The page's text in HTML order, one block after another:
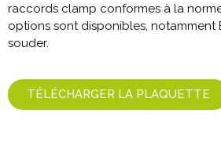
raccords clamp conformes à la norme
options sont disponibles, notamment
souder.
TÉLÉCHARGER LA PLAQUETTE